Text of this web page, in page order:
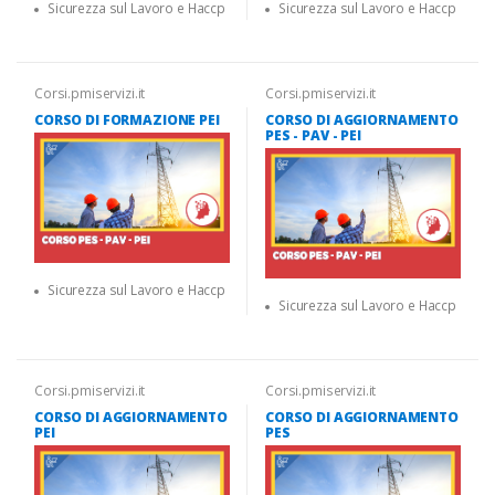
Sicurezza sul Lavoro e Haccp Sicurezza sul Lavoro e Haccp
Corsi.pmiservizi.it
CORSO DI FORMAZIONE PEI
Sicurezza sul Lavoro e Haccp
Corsi.pmiservizi.it
CORSO DI AGGIORNAMENTO
PES - PAV - PEI
Sicurezza sul Lavoro e Haccp
Corsi.pmiservizi.it
CORSO DI AGGIORNAMENTO
PEI
Corsi.pmiservizi.it
CORSO DI AGGIORNAMENTO
PES